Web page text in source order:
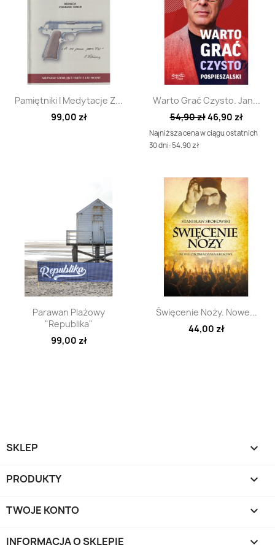
Szybki podgląd
Pamiętniki I Medytacje Z...
99,00 zł
Szybki podgląd
Warto Grać Czysto. Jan...
54,90 zł46,90 zł
Najniższa cena w ciągu ostatnich
30 dni: 54.90 zł
Szybki podgląd
Parawan Plażowy
"Republika"
99,00 zł
Szybki podgląd
Święcenie Noży. Nowe...
44,00 zł
SKLEP 
PRODUKTY 
TWOJE KONTO 
INFORMACJA O SKLEPIE keyboard_arrow_down